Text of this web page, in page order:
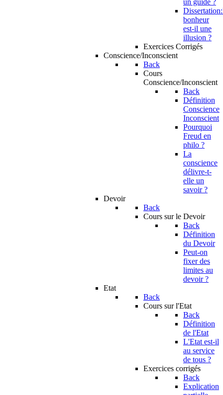
un guide ?
bonheur
est-il une
illusion ?
Exercices Corrigés
Conscience/Inconscient
Back
Cours
Conscience/Inconscient
Back
Définition
Conscience
Inconscient
Pourquoi
Freud en
philo ?
La
conscience
délivre-t-
elle un
savoir ?
Devoir
Back
Cours sur le Devoir
Back
Définition
du Devoir
Peut-on
fixer des
limites au
devoir ?
Etat
Back
Cours sur l'Etat
Back
Définition
de l'Etat
L'Etat est-il
au service
de tous ?
Exercices corrigés
Back
Explication